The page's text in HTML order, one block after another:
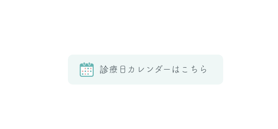
診療日カレンダーはこちら